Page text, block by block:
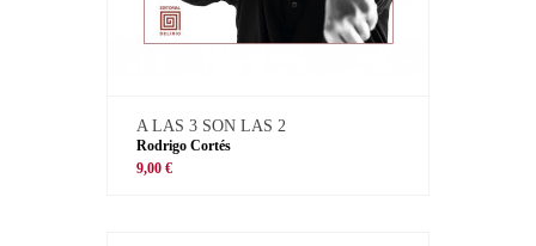
A LAS 3 SON LAS 2
Rodrigo Cortés
9,00 €